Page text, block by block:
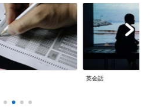
英会話